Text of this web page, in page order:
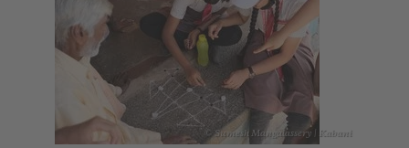
© Sumesh Mangalassery | Kabani